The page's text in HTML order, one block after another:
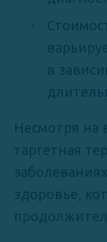
в
Несмотря на
таргетная
здоровье,